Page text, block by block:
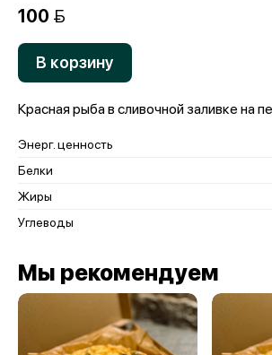
100 
В корзину
Красная рыба в сливочной заливке на
Энерг. ценность
Белки
Жиры
Углеводы
Мы рекомендуем